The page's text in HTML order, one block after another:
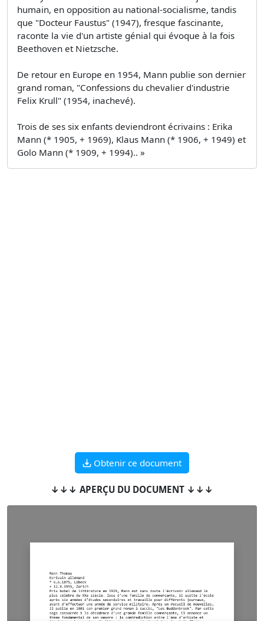
humain, en opposition au national-socialisme, tandis
que "Docteur Faustus" (1947), fresque fascinante,
raconte la vie d'un artiste génial qui évoque à la fois
Beethoven et Nietzsche.
De retour en Europe en 1954, Mann publie son dernier
grand roman, "Confessions du chevalier d'industrie
Felix Krull" (1954, inachevé).
Trois de ses six enfants deviendront écrivains : Erika
Mann (* 1905, + 1969), Klaus Mann (* 1906, + 1949) et
Golo Mann (* 1909, + 1994).. »
Obtenir ce document
↓↓↓ APERÇU DU DOCUMENT ↓↓↓